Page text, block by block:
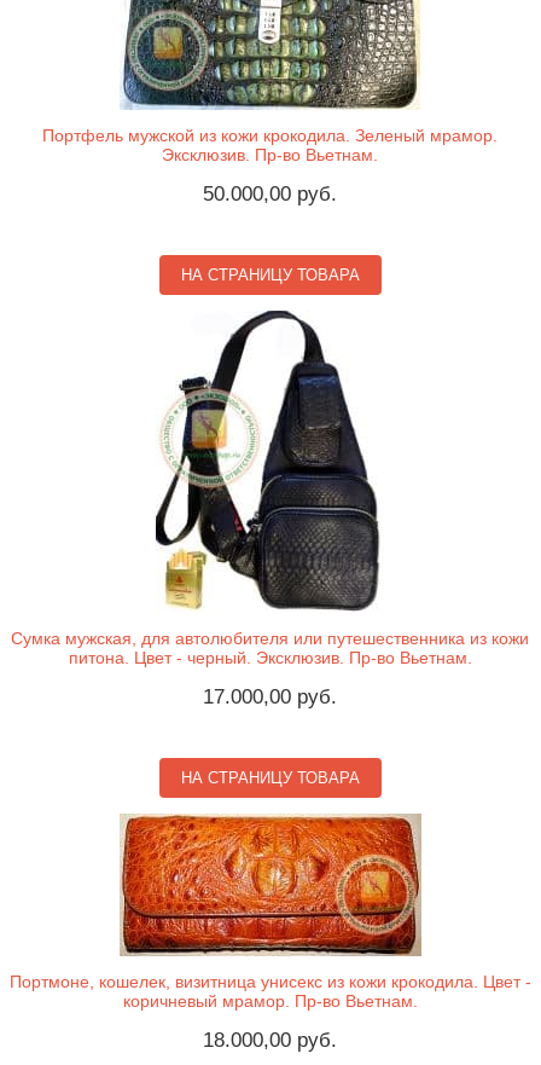
Портфель мужской из кожи крокодила. Зеленый мрамор.
Эксклюзив. Пр-во Вьетнам.
50.000,00 руб.
НА СТРАНИЦУ ТОВАРА
Сумка мужская, для автолюбителя или путешественника из кожи
питона. Цвет - черный. Эксклюзив. Пр-во Вьетнам.
17.000,00 руб.
НА СТРАНИЦУ ТОВАРА
Портмоне, кошелек, визитница унисекс из кожи крокодила. Цвет -
коричневый мрамор. Пр-во Вьетнам.
18.000,00 руб.